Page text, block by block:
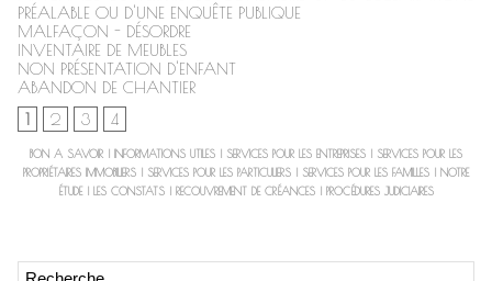
PRÉALABLE OU D'UNE ENQUÊTE PUBLIQUE
MALFAÇON - DÉSORDRE
INVENTAIRE DE MEUBLES
NON PRÉSENTATION D'ENFANT
ABANDON DE CHANTIER
1
2 3 4
BON A SAVOIR | INFORMATIONS UTILES | SERVICES POUR LES ENTREPRISES | SERVICES POUR LES
PROPRIÉTAIRES IMMOBILIERS | SERVICES POUR LES PARTICULIERS | SERVICES POUR LES FAMILLES | NOTRE
ÉTUDE | LES CONSTATS | RECOUVREMENT DE CRÉANCES | PROCÉDURES JUDICIAIRES